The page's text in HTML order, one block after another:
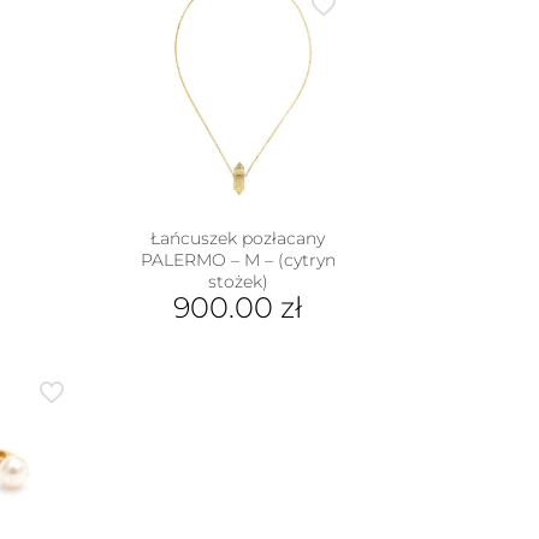
Łańcuszek pozłacany
PALERMO – M – (cytryn
stożek)
900.00 zł